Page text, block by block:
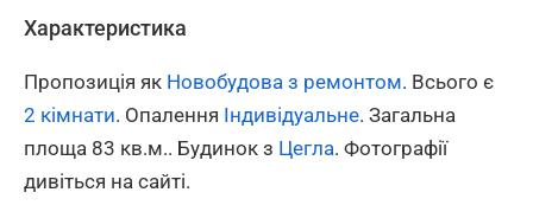
Характеристика
Пропозиція як Новобудова з ремонтом. Всього є
2 кімнати. Опалення Індивідуальне. Загальна
площа 83 кв.м.. Будинок з Цегла. Фотографії
дивіться на сайті.